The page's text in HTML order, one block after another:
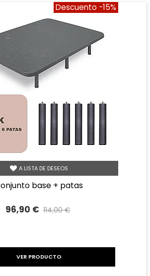
Descuento -15%
A LISTA DE DESEOS
conjunto base + patas
96,90 € 114,00 €
VER PRODUCTO